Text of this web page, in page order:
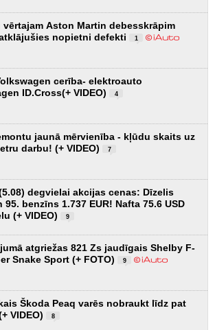
vērtajam Aston Martin debesskrāpim
nopietni defekti
1
cerība- elektroauto
ID.Cross(+ VIDEO)
4
jaunā mērvienība - kļūdu skaits uz
darbu! (+ VIDEO)
7
degvielai akcijas cenas: Dīzelis
95. benzīns 1.737 EUR! Nafta 75.6 USD
(+ VIDEO)
9
atgriežas 821 Zs jaudīgais Shelby F-
Snake Sport (+ FOTO)
9
Škoda Peaq varēs nobraukt līdz pat
VIDEO)
8